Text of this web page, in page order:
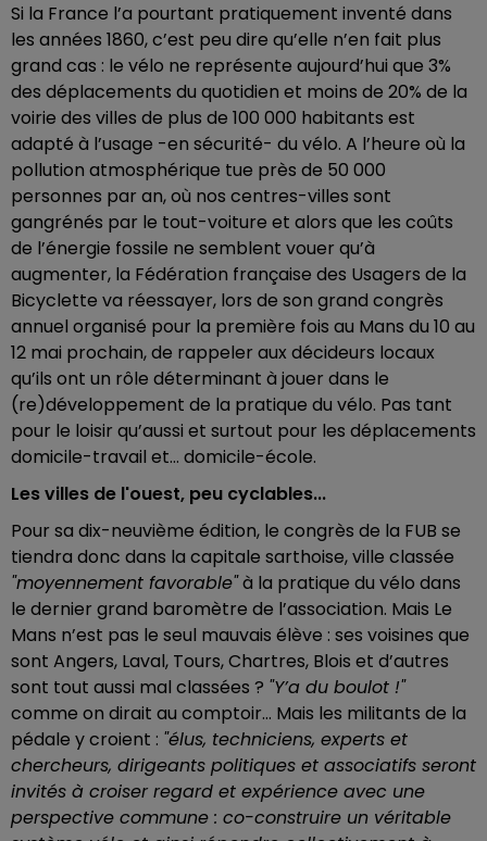
Si la France l’a pourtant pratiquement inventé dans
les années 1860, c’est peu dire qu’elle n’en fait plus
grand cas : le vélo ne représente aujourd’hui que 3%
des déplacements du quotidien et moins de 20% de la
voirie des villes de plus de 100 000 habitants est
adapté à l’usage -en sécurité- du vélo. A l’heure où la
pollution atmosphérique tue près de 50 000
personnes par an, où nos centres-villes sont
gangrénés par le tout-voiture et alors que les coûts
de l’énergie fossile ne semblent vouer qu’à
augmenter, la Fédération française des Usagers de la
Bicyclette va réessayer, lors de son grand congrès
annuel organisé pour la première fois au Mans du 10 au
12 mai prochain, de rappeler aux décideurs locaux
qu’ils ont un rôle déterminant à jouer dans le
(re)développement de la pratique du vélo. Pas tant
pour le loisir qu’aussi et surtout pour les déplacements
domicile-travail et… domicile-école.
Les villes de l'ouest, peu cyclables...
Pour sa dix-neuvième édition, le congrès de la FUB se
tiendra donc dans la capitale sarthoise, ville classée
"moyennement favorable"à la pratique du vélo dans
le dernier grand baromètre de l’association. Mais Le
Mans n’est pas le seul mauvais élève : ses voisines que
sont Angers, Laval, Tours, Chartres, Blois et d’autres
sont tout aussi mal classées ? "Y’a du boulot !"
comme on dirait au comptoir… Mais les militants de la
pédale y croient : "élus, techniciens, experts et
chercheurs, dirigeants politiques et associatifs seront
invités à croiser regard et expérience avec une
perspective commune : co-construire un véritable